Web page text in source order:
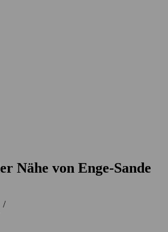
Nähe von Enge-Sande
/